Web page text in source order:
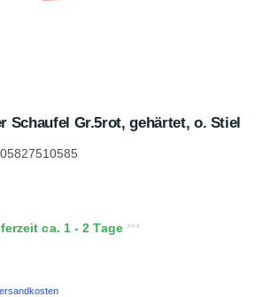
Schaufel Gr.5rot, gehärtet, o. Stiel
ca. 1 - 2 Tage